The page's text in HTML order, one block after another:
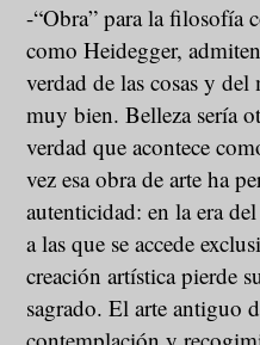
-“Obra” para la filosofía
como Heidegger,
verdad de las cosas y
muy bien. Belleza sería
verdad que acontece
vez esa obra de arte ha
autenticidad: en la era
a las que se accede
creación artística pierde
sagrado. El arte antiguo